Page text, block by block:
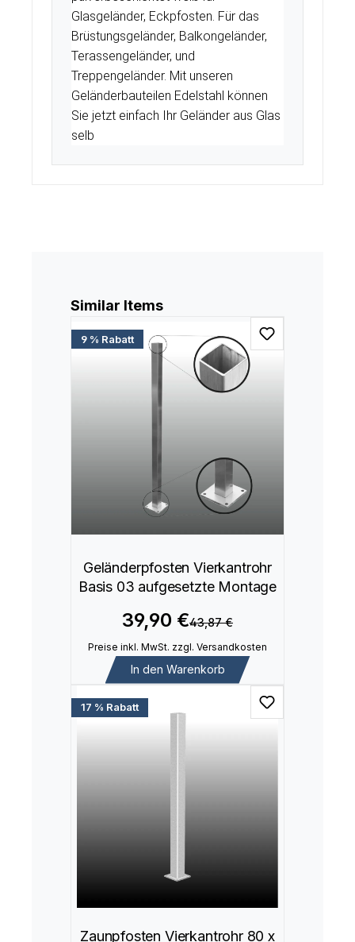
Glasgeländer, Eckpfosten. Für das
Brüstungsgeländer, Balkongeländer,
Terassengeländer, und
Treppengeländer. Mit unseren
Geländerbauteilen Edelstahl können
Sie jetzt einfach Ihr Geländer aus Glas
selb
Produktgalerie überspringen
Similar Items
9 % Rabatt
Geländerpfosten Vierkantrohr
Basis 03 aufgesetzte Montage
39,90 €43,87 €
Preise inkl. MwSt. zzgl. Versandkosten
In den Warenkorb
17 % Rabatt
Zaunpfosten Vierkantrohr 80 x